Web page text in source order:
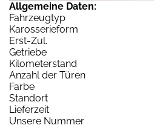
Allgemeine Daten:
Fahrzeugtyp
Karosserieform
Erst-Zul.
Getriebe
Kilometerstand
Anzahl der Türen
Farbe
Standort
Lieferzeit
Unsere Nummer